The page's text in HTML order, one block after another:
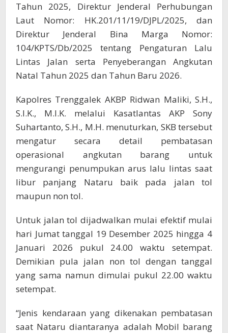
Tahun 2025, Direktur Jenderal Perhubungan
Laut Nomor: HK.201/11/19/DJPL/2025, dan
Direktur Jenderal Bina Marga Nomor:
104/KPTS/Db/2025 tentang Pengaturan Lalu
Lintas Jalan serta Penyeberangan Angkutan
Natal Tahun 2025 dan Tahun Baru 2026.
Kapolres Trenggalek AKBP Ridwan Maliki, S.H.,
S.I.K., M.I.K. melalui Kasatlantas AKP Sony
Suhartanto, S.H., M.H. menuturkan, SKB tersebut
mengatur secara detail pembatasan
operasional angkutan barang untuk
mengurangi penumpukan arus lalu lintas saat
libur panjang Nataru baik pada jalan tol
maupun non tol.
Untuk jalan tol dijadwalkan mulai efektif mulai
hari Jumat tanggal 19 Desember 2025 hingga 4
Januari 2026 pukul 24.00 waktu setempat.
Demikian pula jalan non tol dengan tanggal
yang sama namun dimulai pukul 22.00 waktu
setempat.
“Jenis kendaraan yang dikenakan pembatasan
saat Nataru diantaranya adalah Mobil barang